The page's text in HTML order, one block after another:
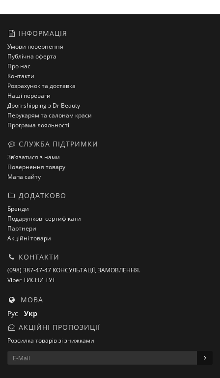
ІНФОРМАЦІЯ
Умови повернення
Публічна оферта
Про нас
Контакти
Розрахунок та доставка
Наші переваги
Дроп-shipping з Dr Beauty
Перукарям та салонам краси
Програма лояльності
СЛУЖБА ПІДТРИМКИ
Зв’язатися з нами
Повернення товару
Мапа сайту
ДОДАТКОВО
Бренди
Подарункові сертифікати
Партнери
Акційні товари
КОНТАКТИ
(098) 387-47-47 КОНСУЛЬТАЦІЇ, ЗАМОВЛЕННЯ.
Viber ТИСНИ ТУТ
МОВА
Рус Укр
АКЦІЙНІ ПРОПОЗИЦІЇ
Розсилка товарів зі знижками